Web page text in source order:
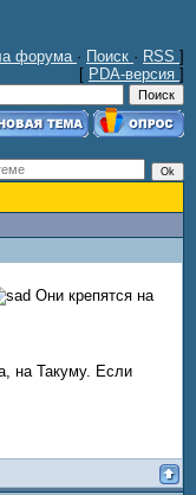
форума · Поиск · RSS ]
[ PDA-версия ]
Они крепятся на
на Такуму. Если